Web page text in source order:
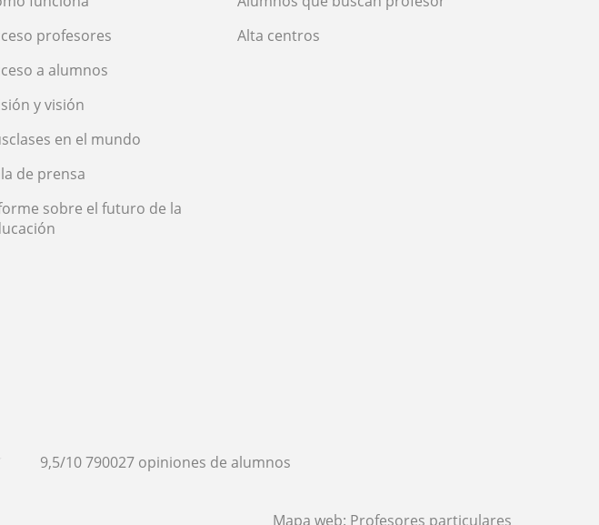
profesores
a alumnos
y visión
en el mundo
de prensa
sobre el futuro de la
Alta centros
9,5/10790027 opiniones de alumnos
Mapa web: Profesores particulares